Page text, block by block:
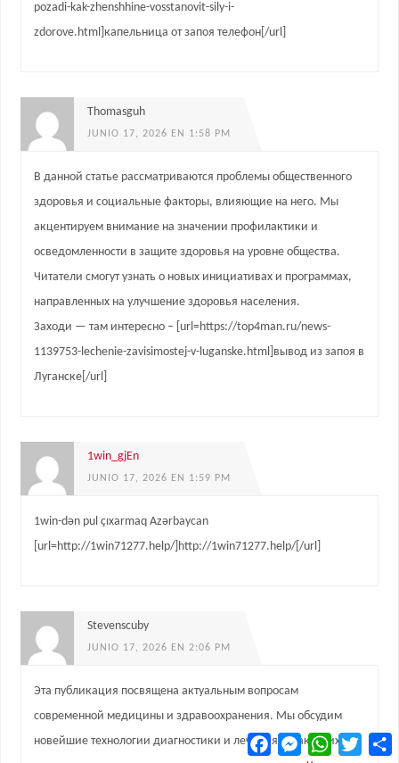
pozadi-kak-zhenshhine-vosstanovit-sily-i-
zdorove.html]капельница от запоя телефон[/url]
Thomasguh
JUNIO 17, 2026 EN 1:58 PM
В данной статье рассматриваются проблемы общественного
здоровья и социальные факторы, влияющие на него. Мы
акцентируем внимание на значении профилактики и
осведомленности в защите здоровья на уровне общества.
Читатели смогут узнать о новых инициативах и программах,
направленных на улучшение здоровья населения.
Заходи — там интересно – [url=https://top4man.ru/news-
1139753-lechenie-zavisimostej-v-luganske.html]вывод из запоя в
Луганске[/url]
1win_gjEn
JUNIO 17, 2026 EN 1:59 PM
1win-dən pul çıxarmaq Azərbaycan
[url=http://1win71277.help/]http://1win71277.help/[/url]
Stevenscuby
JUNIO 17, 2026 EN 2:06 PM
Эта публикация посвящена актуальным вопросам
современной медицины и здравоохранения. Мы обсудим
новейшие технологии диагностики и лечения, а также их
FacebookMessengerWhatsApp
Twitter